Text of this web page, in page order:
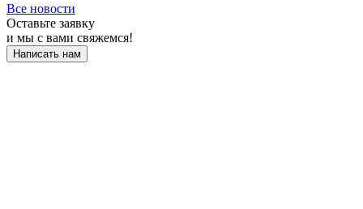
Все новости
Оставьте заявку
и мы с вами свяжемся!
Написать нам